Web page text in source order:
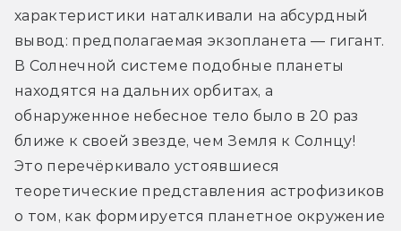
характеристики наталкивали на абсурдный
вывод: предполагаемая экзопланета — гигант.
В Солнечной системе подобные планеты
находятся на дальних орбитах, а
обнаруженное небесное тело было в 20 раз
ближе к своей звезде, чем Земля к Солнцу!
Это перечёркивало устоявшиеся
теоретические представления астрофизиков
о том, как формируется планетное окружение